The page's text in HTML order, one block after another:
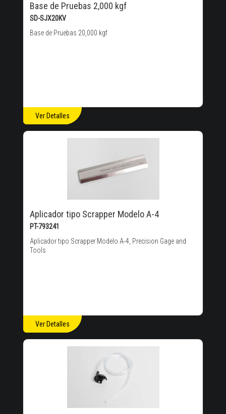
Base de Pruebas 2,000 kgf
SD-SJX20KV
Base de Pruebas 20,000 kgf
Ver Detalles
Aplicador tipo Scrapper Modelo A-4
PT-793241
Aplicador tipo Scrapper Modelo A-4, Precision Gage and
Tools
Ver Detalles